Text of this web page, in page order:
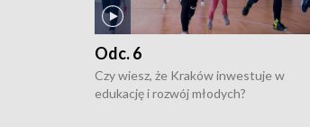
Odc. 6
Czy wiesz, że Kraków inwestuje w
edukację i rozwój młodych?